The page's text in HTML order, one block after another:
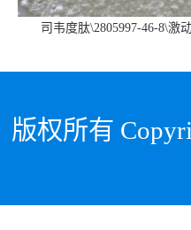
司韦度肽\2805997-46-8\激
版权所有